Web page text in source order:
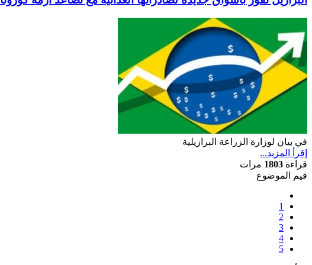
في بيان لوزارة الزراعة البرازيلية
إقرأ المزيد...
قراءة 1803 مرات
قيم الموضوع
1
2
3
4
5